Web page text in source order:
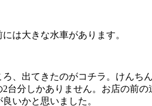
は大きな水車があります。
、出てきたのがコチラ。けん
台分しかありません。お店の前
いかと思いました。